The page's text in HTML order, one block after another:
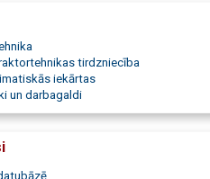
tirdzniecība
iekārtas
un darbagaldi